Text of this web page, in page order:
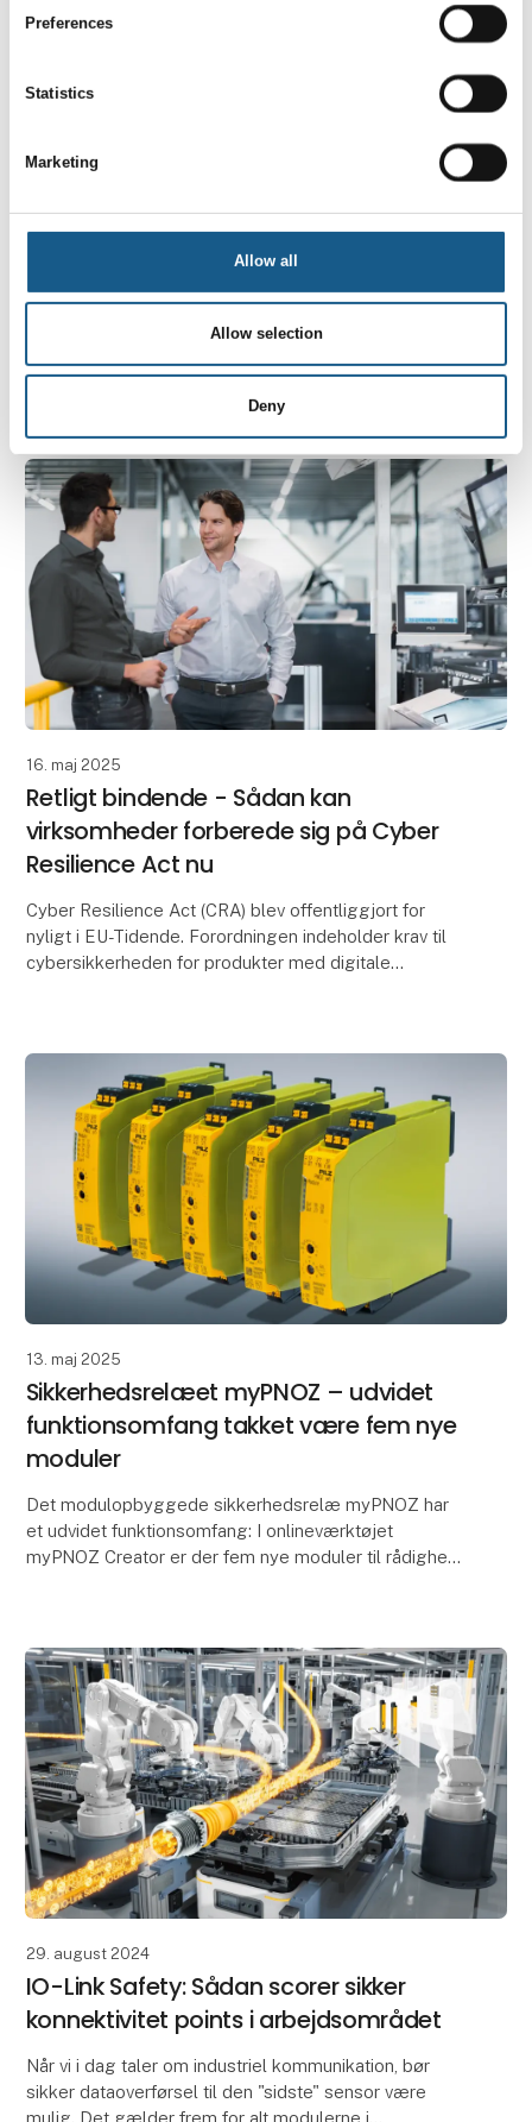
Preferences
Statistics
Marketing
Allow all
Allow selection
Deny
Sikre sensorfunktioner = effektiv
i sensorteknologi. Du finder ikke kun Pilz-produkter i
styreskabe. Pilz' sensorteknologi PSEN giver også
den nødvendige sikkerhed på mange maskiner
16. maj 2025
Retligt bindende - Sådan kan
virksomheder forberede sig på Cyber
Resilience Act nu
Cyber Resilience Act (CRA) blev offentliggjort for
nyligt i EU-Tidende. Forordningen indeholder krav til
cybersikkerheden for produkter med digitale
13. maj 2025
Sikkerhedsrelæet myPNOZ – udvidet
funktionsomfang takket være fem nye
moduler
Det modulopbyggede sikkerhedsrelæ myPNOZ har
et udvidet funktionsomfang: I onlineværktøjet
myPNOZ Creator er der fem nye moduler til rådighed
29. august 2024
IO-Link Safety: Sådan scorer sikker
konnektivitet points i arbejdsområdet
Når vi i dag taler om industriel kommunikation, bør
sikker dataoverførsel til den "sidste" sensor være